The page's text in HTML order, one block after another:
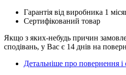
Гарантія від виробника 1
Сертифікований товар
Якщо з яких-небудь причин
сподівань, у Вас є 14 днів на
Детальніше про повернення і